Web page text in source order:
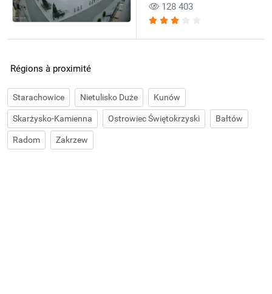
128 403
Régions à proximité
Starachowice Nietulisko Duże Kunów
Skarżysko-Kamienna Ostrowiec Świętokrzyski Bałtów
Radom Zakrzew